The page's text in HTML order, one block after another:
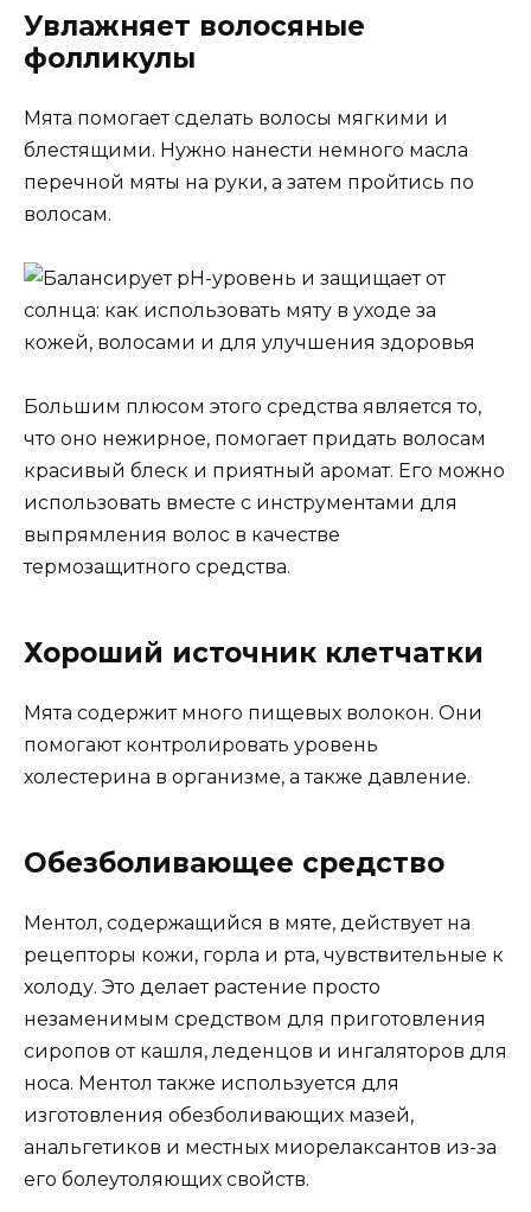
Увлажняет волосяные
фолликулы
Мята помогает сделать волосы мягкими и
блестящими. Нужно нанести немного масла
перечной мяты на руки, а затем пройтись по
волосам.
Большим плюсом этого средства является то,
что оно нежирное, помогает придать волосам
красивый блеск и приятный аромат. Его можно
использовать вместе с инструментами для
выпрямления волос в качестве
термозащитного средства.
Хороший источник клетчатки
Мята содержит много пищевых волокон. Они
помогают контролировать уровень
холестерина в организме, а также давление.
Обезболивающее средство
Ментол, содержащийся в мяте, действует на
рецепторы кожи, горла и рта, чувствительные к
холоду. Это делает растение просто
незаменимым средством для приготовления
сиропов от кашля, леденцов и ингаляторов для
носа. Ментол также используется для
изготовления обезболивающих мазей,
анальгетиков и местных миорелаксантов из-за
его болеутоляющих свойств.